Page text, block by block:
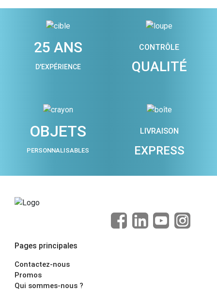
25 ANS
D'EXPÉRIENCE
CONTRÔLE
QUALITÉ
OBJETS
PERSONNALISABLES
LIVRAISON
EXPRESS
Pages principales
Contactez-nous
Promos
Qui sommes-nous ?